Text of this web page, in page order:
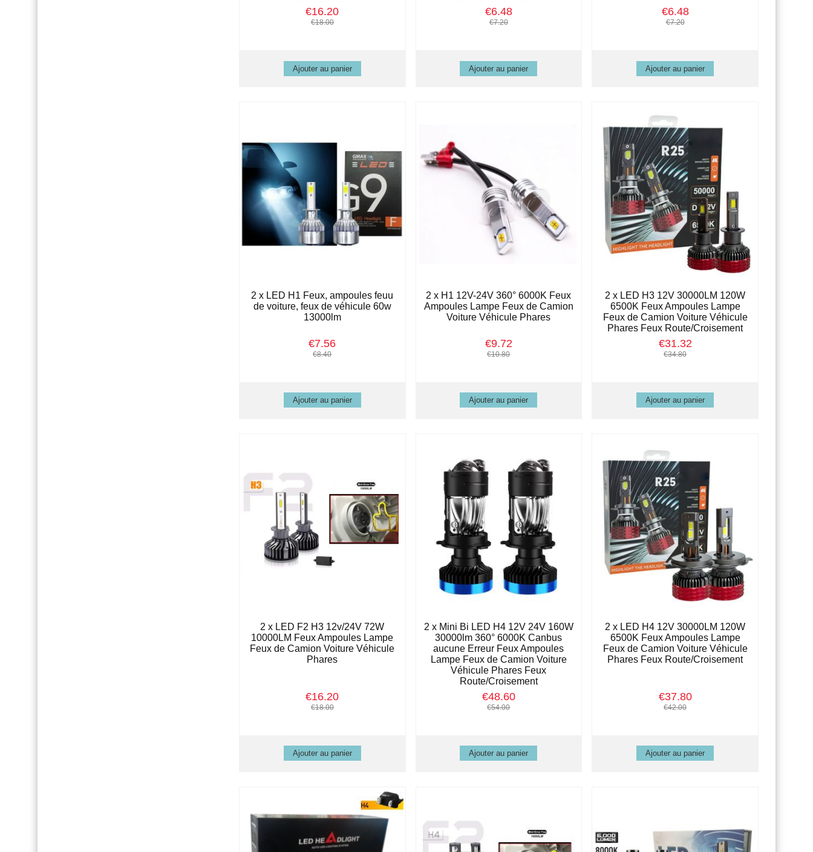
€16.20
€18.00
€6.48
€7.20
€6.48
€7.20
2 x LED H1 Feux, ampoules feuu
de voiture, feux de véhicule 60w
13000lm
€7.56
€8.40
2 x H1 12V-24V 360° 6000K Feux
Ampoules Lampe Feux de Camion
Voiture Véhicule Phares
€9.72
€10.80
2 x LED H3 12V 30000LM 120W
6500K Feux Ampoules Lampe
Feux de Camion Voiture Véhicule
Phares Feux Route/Croisement
€31.32
€34.80
2 x LED F2 H3 12v/24V 72W
10000LM Feux Ampoules Lampe
Feux de Camion Voiture Véhicule
Phares
€16.20
€18.00
2 x Mini Bi LED H4 12V 24V 160W
30000lm 360° 6000K Canbus
aucune Erreur Feux Ampoules
Lampe Feux de Camion Voiture
Véhicule Phares Feux
Route/Croisement
€48.60
€54.00
2 x LED H4 12V 30000LM 120W
6500K Feux Ampoules Lampe
Feux de Camion Voiture Véhicule
Phares Feux Route/Croisement
€37.80
€42.00